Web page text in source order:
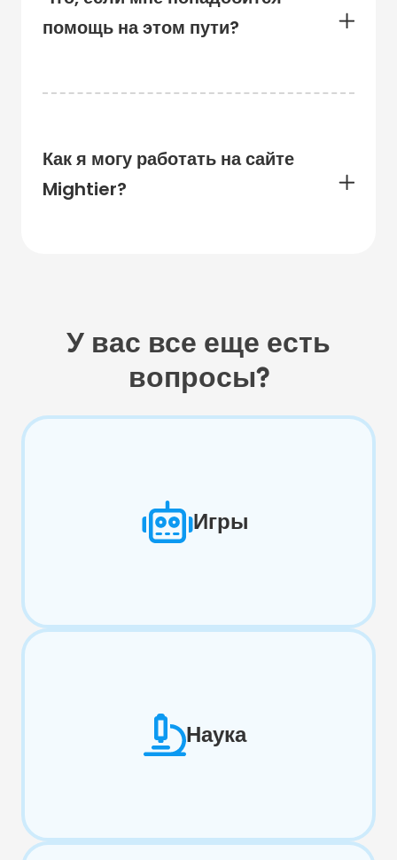
помощь на этом пути?
Как я могу работать на сайте
Mightier?
У вас все еще есть
вопросы?
Игры
Наука